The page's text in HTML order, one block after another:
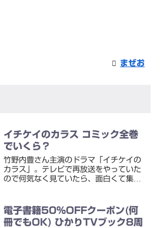
まぜお
イチケイのカラス コミック全巻
でいくら？
竹野内豊さん主演のドラマ「イチケイの
カラス」。テレビで再放送をやっていた
ので何気なく見ていたら、面白くて集中
13日劇場公開予定）で、そのドラマの原
作をチェックしてみた...
電子書籍50%OFFクーポン(何
冊でもOK) ひかりTVブック8周